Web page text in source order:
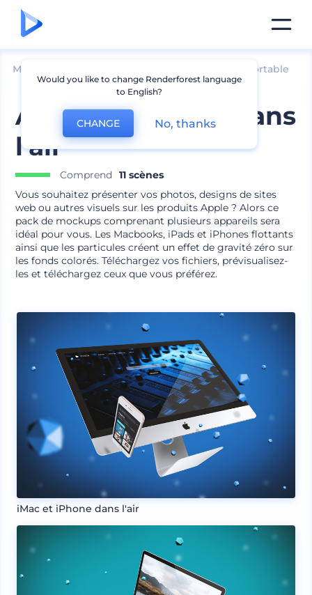
Mockups Maquette d՛ordinateur portable
Appareils Apple dans
l'air
Comprend
11 scènes
Vous souhaitez présenter vos photos, designs de sites
web ou autres visuels sur les produits Apple ? Alors ce
pack de mockups comprenant plusieurs appareils sera
idéal pour vous. Les Macbooks, iPads et iPhones flottants
ainsi que les particules créent un effet de gravité zéro sur
les fonds colorés. Téléchargez vos fichiers, prévisualisez-
les et téléchargez ceux que vous préférez.
iMac et iPhone dans l'air
Would you like to change Renderforest language
to English?
CHANGE No, thanks